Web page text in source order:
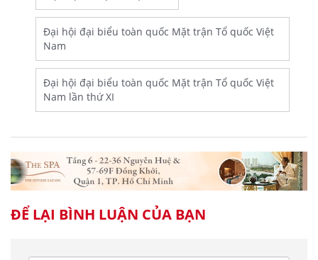
Đại hội đại biểu toàn quốc Mặt trận Tổ quốc Việt
Nam
Đại hội đại biểu toàn quốc Mặt trận Tổ quốc Việt
Nam lần thứ XI
ĐỂ LẠI BÌNH LUẬN CỦA BẠN